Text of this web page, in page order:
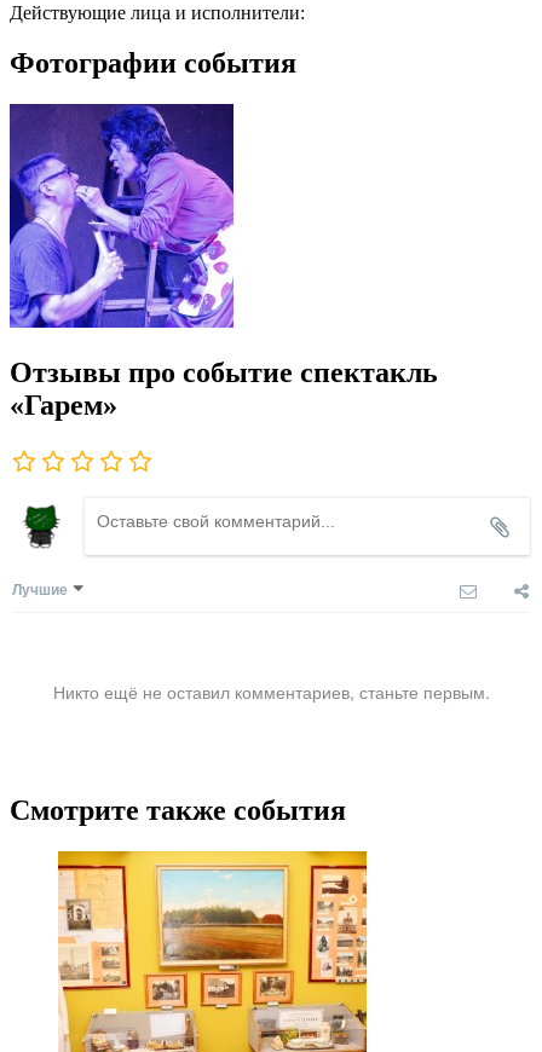
Действующие лица и исполнители:
Фотографии события
Отзывы про событие спектакль
«Гарем»
Лучшие
Никто ещё не оставил комментариев, станьте первым.
Смотрите также события